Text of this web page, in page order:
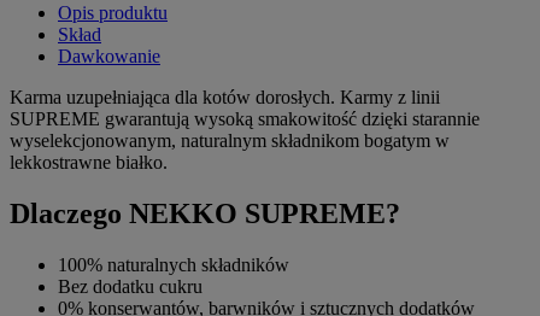
Opis produktu
Skład
Dawkowanie
Karma uzupełniająca dla kotów dorosłych. Karmy z linii
SUPREME gwarantują wysoką smakowitość dzięki starannie
wyselekcjonowanym, naturalnym składnikom bogatym w
lekkostrawne białko.
Dlaczego NEKKO SUPREME?
100% naturalnych składników
Bez dodatku cukru
0% konserwantów, barwników i sztucznych dodatków